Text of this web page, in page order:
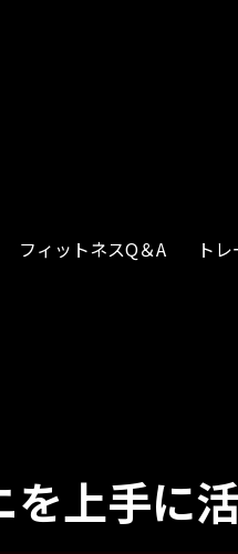
フィットネスQ＆A ト
上手に